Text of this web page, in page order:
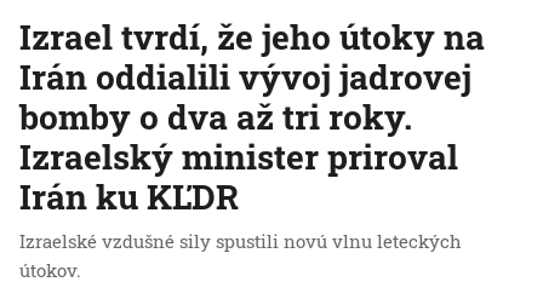
Izrael tvrdí, že jeho útoky na
Irán oddialili vývoj jadrovej
bomby o dva až tri roky.
Izraelský minister priroval
Irán ku KĽDR
Izraelské vzdušné sily spustili novú vlnu leteckých
útokov.